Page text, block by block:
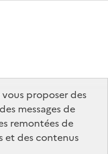
proposer des
messages de
remontées de
et des contenus